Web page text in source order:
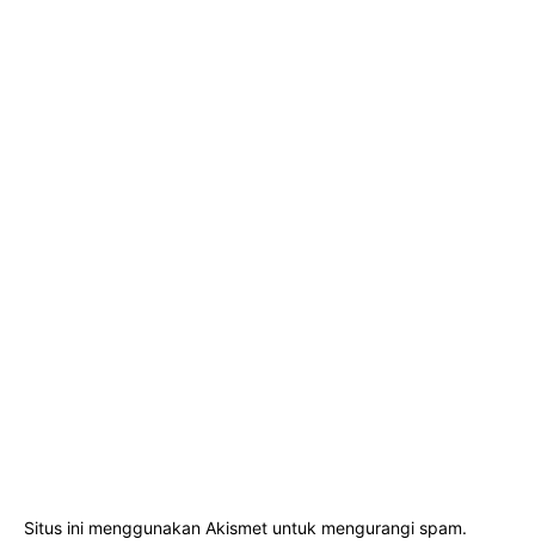
Situs ini menggunakan Akismet untuk mengurangi spam.